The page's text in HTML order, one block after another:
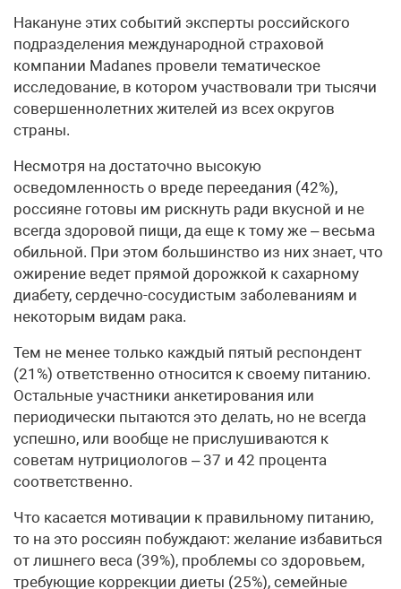
Накануне этих событий эксперты российского
подразделения международной страховой
компании Madanes провели тематическое
исследование, в котором участвовали три тысячи
совершеннолетних жителей из всех округов
страны.
Несмотря на достаточно высокую
осведомленность о вреде переедания (42%),
россияне готовы им рискнуть ради вкусной и не
всегда здоровой пищи, да еще к тому же – весьма
обильной. При этом большинство из них знает, что
ожирение ведет прямой дорожкой к сахарному
диабету, сердечно-сосудистым заболеваниям и
некоторым видам рака.
Тем не менее только каждый пятый респондент
(21%) ответственно относится к своему питанию.
Остальные участники анкетирования или
периодически пытаются это делать, но не всегда
успешно, или вообще не прислушиваются к
советам нутрициологов – 37 и 42 процента
соответственно.
Что касается мотивации к правильному питанию,
то на это россиян побуждают: желание избавиться
от лишнего веса (39%), проблемы со здоровьем,
требующие коррекции диеты (25%), семейные